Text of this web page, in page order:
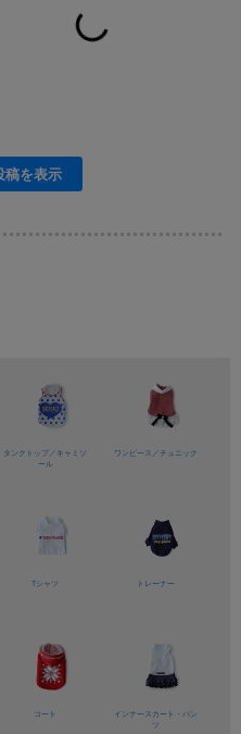
タンクトップ／ キャミソ
ール
ワンピース／チュニック
Tシャツ トレーナー
コート
インナースカート・パン
ツ